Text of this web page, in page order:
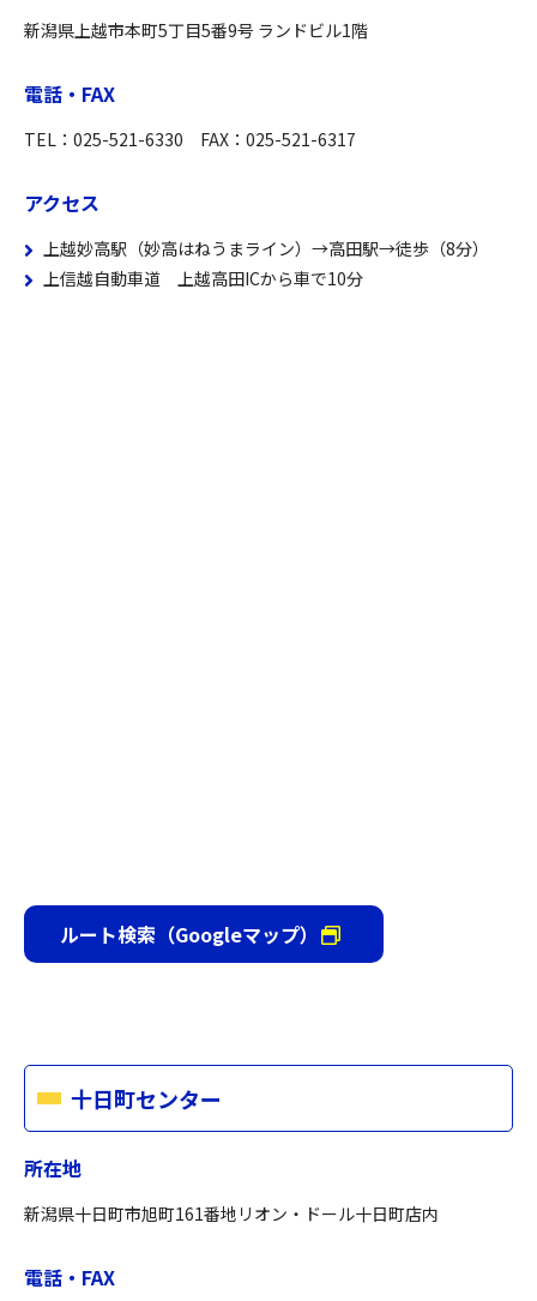
新潟県上越市本町5丁目5番9号 ランドビル1階
電話・FAX
TEL：025-521-6330 FAX：025-521-6317
アクセス
上越妙高駅（妙高はねうまライン）→高田駅→徒歩（8分）
上信越自動車道 上越高田ICから車で10分
ルート検索（Googleマップ）
十日町センター
所在地
新潟県十日町市旭町161番地リオン・ドール十日町店内
電話・FAX